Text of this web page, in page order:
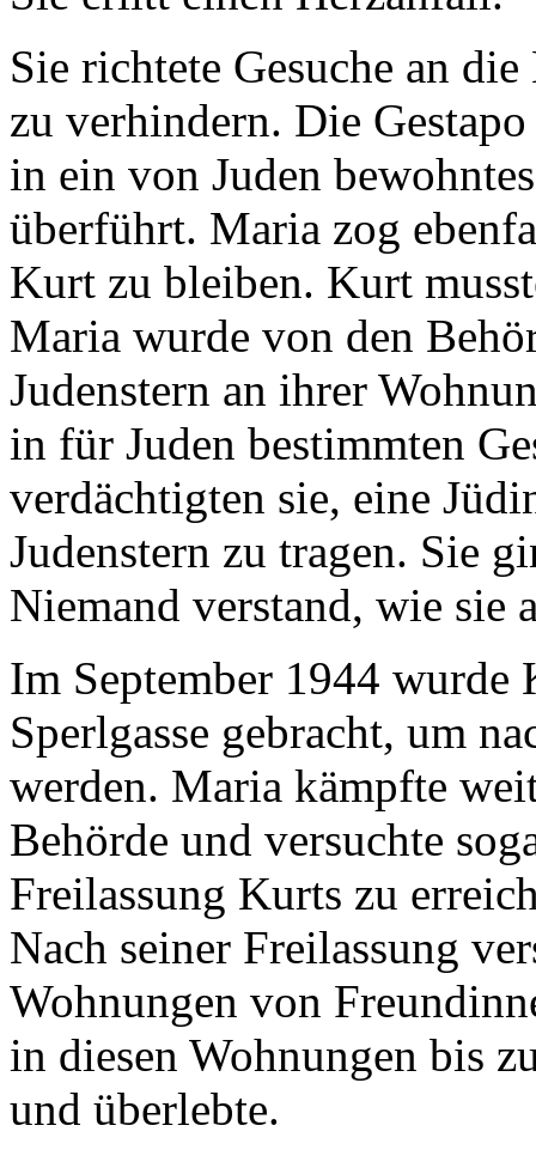
Sie richtete Gesuche an
zu verhindern. Die
in ein von Juden
überführt. Maria zog
Kurt zu bleiben. Kurt
Maria wurde von den
Judenstern an ihrer
in für Juden bestimmten
verdächtigten sie, eine
Judenstern zu tragen. Sie
Niemand verstand, wie sie
Im September 1944
Sperlgasse gebracht, um
werden. Maria kämpfte
Behörde und versuchte
Freilassung Kurts zu
Nach seiner Freilassung
Wohnungen von
in diesen Wohnungen bis
und überlebte.